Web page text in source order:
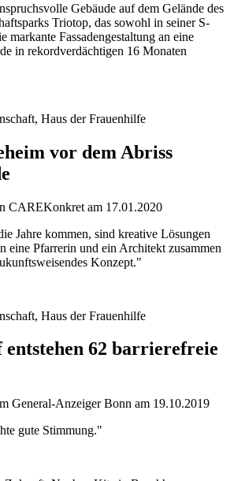
Gebäude auf dem Gelände des
Triotop, das sowohl in seiner S-
markante Fassadengestaltung an eine
in rekordverdächtigen 16 Monaten
Haus der Frauenhilfe
vor dem Abriss
CAREKonkret am 17.01.2020
Jahre kommen, sind kreative Lösungen
eine Pfarrerin und ein Architekt zusammen
Konzept."
Haus der Frauenhilfe
62 barrierefreie
General-Anzeiger Bonn am 19.10.2019
gute Stimmung."